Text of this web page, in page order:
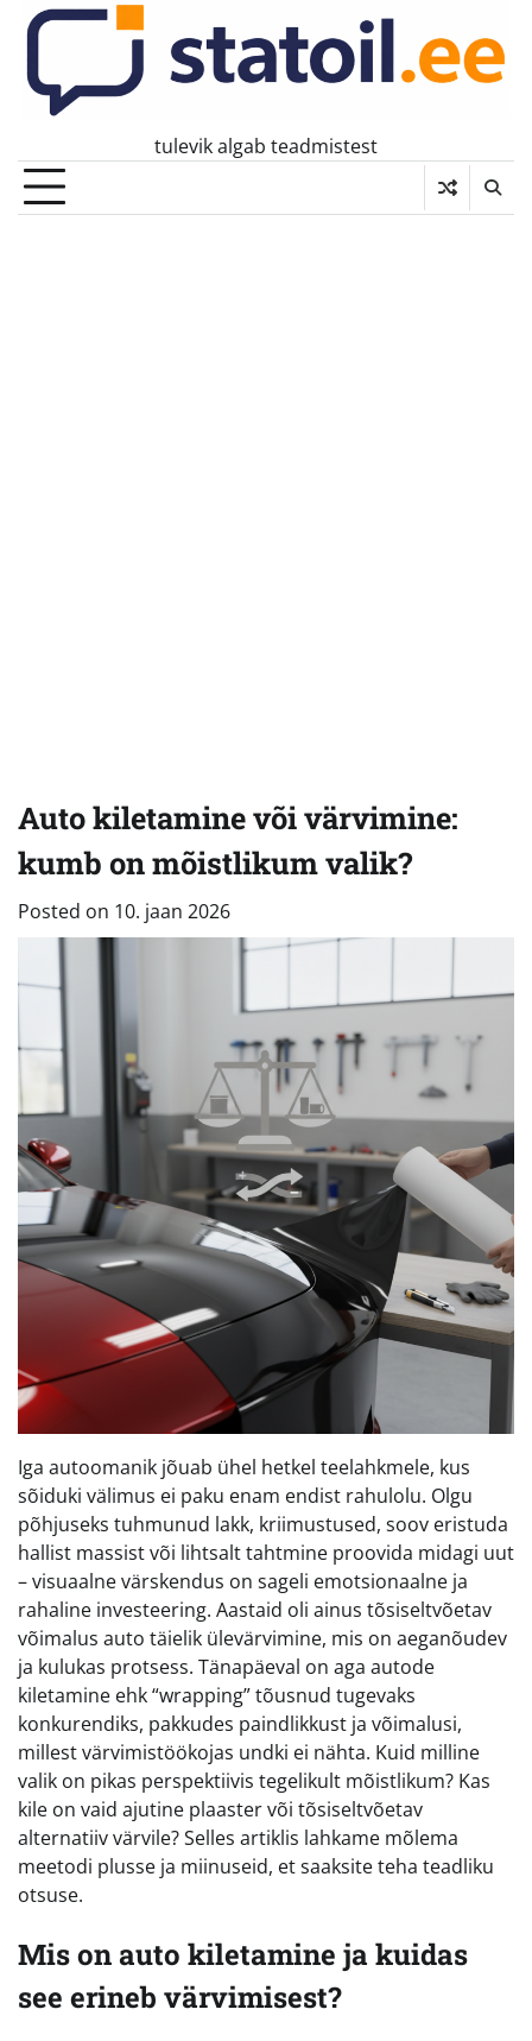
Skip
content
tulevik algab teadmistest
Auto kiletamine või värvimine:
kumb on mõistlikum valik?
Posted on 10. jaan 2026
Iga autoomanik jõuab ühel hetkel teelahkmele, kus
sõiduki välimus ei paku enam endist rahulolu. Olgu
põhjuseks tuhmunud lakk, kriimustused, soov eristuda
hallist massist või lihtsalt tahtmine proovida midagi uut
– visuaalne värskendus on sageli emotsionaalne ja
rahaline investeering. Aastaid oli ainus tõsiseltvõetav
võimalus auto täielik ülevärvimine, mis on aeganõudev
ja kulukas protsess. Tänapäeval on aga autode
kiletamine ehk “wrapping” tõusnud tugevaks
konkurendiks, pakkudes paindlikkust ja võimalusi,
millest värvimistöökojas undki ei nähta. Kuid milline
valik on pikas perspektiivis tegelikult mõistlikum? Kas
kile on vaid ajutine plaaster või tõsiseltvõetav
alternatiiv värvile? Selles artiklis lahkame mõlema
meetodi plusse ja miinuseid, et saaksite teha teadliku
otsuse.
Mis on auto kiletamine ja kuidas
see erineb värvimisest?